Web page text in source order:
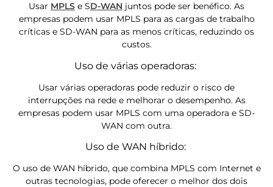
Usar MPLS e SD-WAN juntos pode ser benéfico. As
empresas podem usar MPLS para as cargas de trabalho
críticas e SD-WAN para as menos críticas, reduzindo os
custos.
Uso de várias operadoras:
Usar várias operadoras pode reduzir o risco de
interrupções na rede e melhorar o desempenho. As
empresas podem usar MPLS com uma operadora e SD-
WAN com outra.
Uso de WAN híbrido:
O uso de WAN híbrido, que combina MPLS com Internet e
outras tecnologias, pode oferecer o melhor dos dois